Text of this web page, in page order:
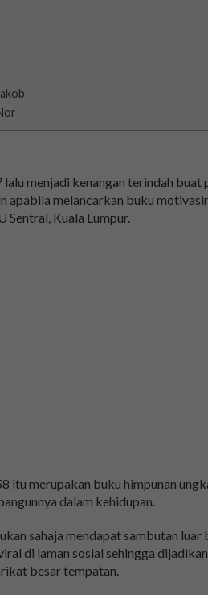
menjadi kenangan terindah buat
melancarkan buku
Sentral, Kuala Lumpur.
itu merupakan buku himpunan
dalam kehidupan.
sahaja mendapat sambutan luar
di laman sosial sehingga
besar tempatan.